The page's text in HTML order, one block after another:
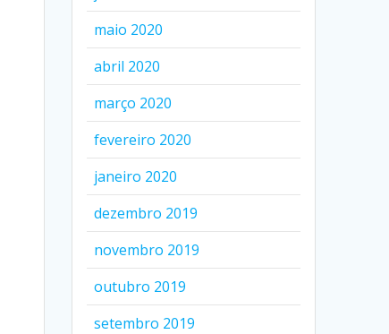
maio 2020
abril 2020
março 2020
fevereiro 2020
janeiro 2020
dezembro 2019
novembro 2019
outubro 2019
setembro 2019